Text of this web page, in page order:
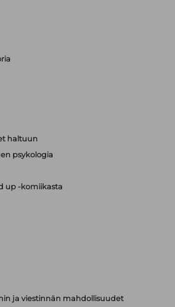
haltuun
psykologia
up -komiikasta
ja viestinnän mahdollisuudet